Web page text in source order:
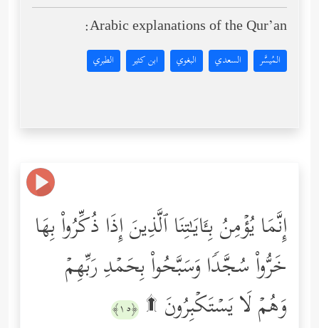
Arabic explanations of the Qur’an:
المُيسَّر السعدي البغوي ابن كثير الطبري
إِنَّمَا یُؤۡمِنُ بِـَٔایَـٰتِنَا ٱلَّذِینَ إِذَا ذُكِّرُواْ بِهَا
خَرُّواْ سُجَّدࣰا وَسَبَّحُواْ بِحَمۡدِ رَبِّهِمۡ
وَهُمۡ لَا یَسۡتَكۡبِرُونَ ۩ ﴿١٥﴾